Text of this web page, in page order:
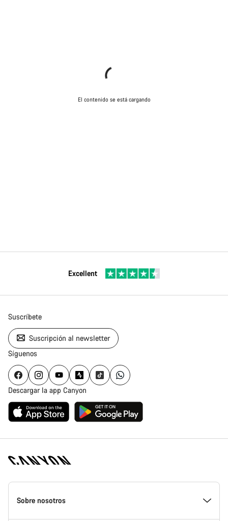
El contenido se está cargando
Excellent
Suscríbete
Suscripción al newsletter
Síguenos
Descargar la app Canyon
Canyon
Homepage
Sobre nosotros